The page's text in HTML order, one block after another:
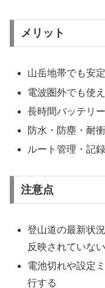
メリット
山岳地帯でも安
電波圏外でも使
長時間バッテリ
防水・防塵・耐
ルート管理・記
注意点
登山道の最新状
反映されていな
電池切れや設定
行する